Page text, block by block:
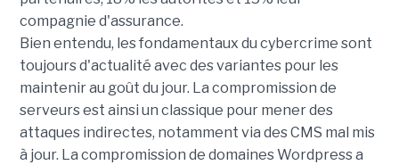
compagnie d'assurance.
Bien entendu, les fondamentaux du cybercrime sont
toujours d'actualité avec des variantes pour les
maintenir au goût du jour. La compromission de
serveurs est ainsi un classique pour mener des
attaques indirectes, notamment via des CMS mal mis
à jour. La compromission de domaines Wordpress a